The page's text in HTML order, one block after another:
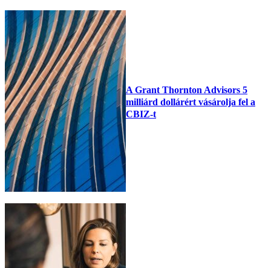
A Grant Thornton Advisors 5
milliárd dollárért vásárolja fel a
CBIZ-t